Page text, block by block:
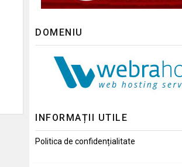
DOMENIU
INFORMAȚII UTILE
Politica de confidențialitate